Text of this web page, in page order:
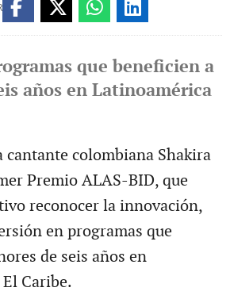
que beneficien a
años en Latinoamérica
cantante colombiana Shakira
Premio ALAS-BID, que
reconocer la innovación,
en programas que
de seis años en
Caribe.